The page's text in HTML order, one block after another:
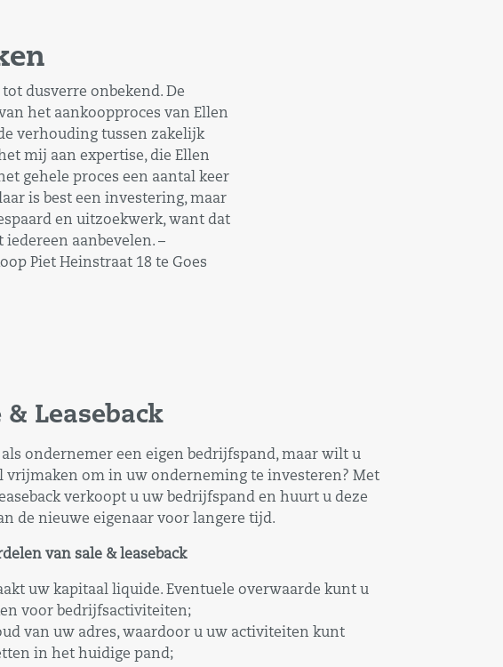
dusverre onbekend. De
het aankoopproces van Ellen
verhouding tussen zakelijk
mij aan expertise, die Ellen
gehele proces een aantal keer
is best een investering, maar
en uitzoekwerk, want dat
aanbevelen. –
Piet Heinstraat 18 te Goes
& Leaseback
als ondernemer een eigen bedrijfspand, maar wilt u
vrijmaken om in uw onderneming te investeren? Met
verkoopt u uw bedrijfspand en huurt u deze
de nieuwe eigenaar voor langere tijd.
van sale & leaseback
uw kapitaal liquide. Eventuele overwaarde kunt u
voor bedrijfsactiviteiten;
van uw adres, waardoor u uw activiteiten kunt
in het huidige pand;